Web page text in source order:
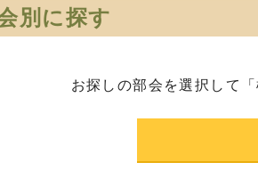
別に探す
お探しの部会を選択して